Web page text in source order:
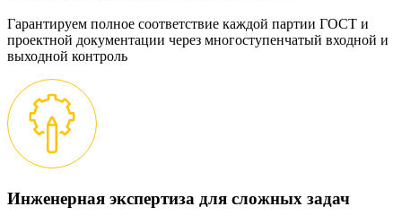
Гарантируем полное соответствие каждой партии ГОСТ и
проектной документации через многоступенчатый входной и
выходной контроль
Инженерная экспертиза для сложных задач